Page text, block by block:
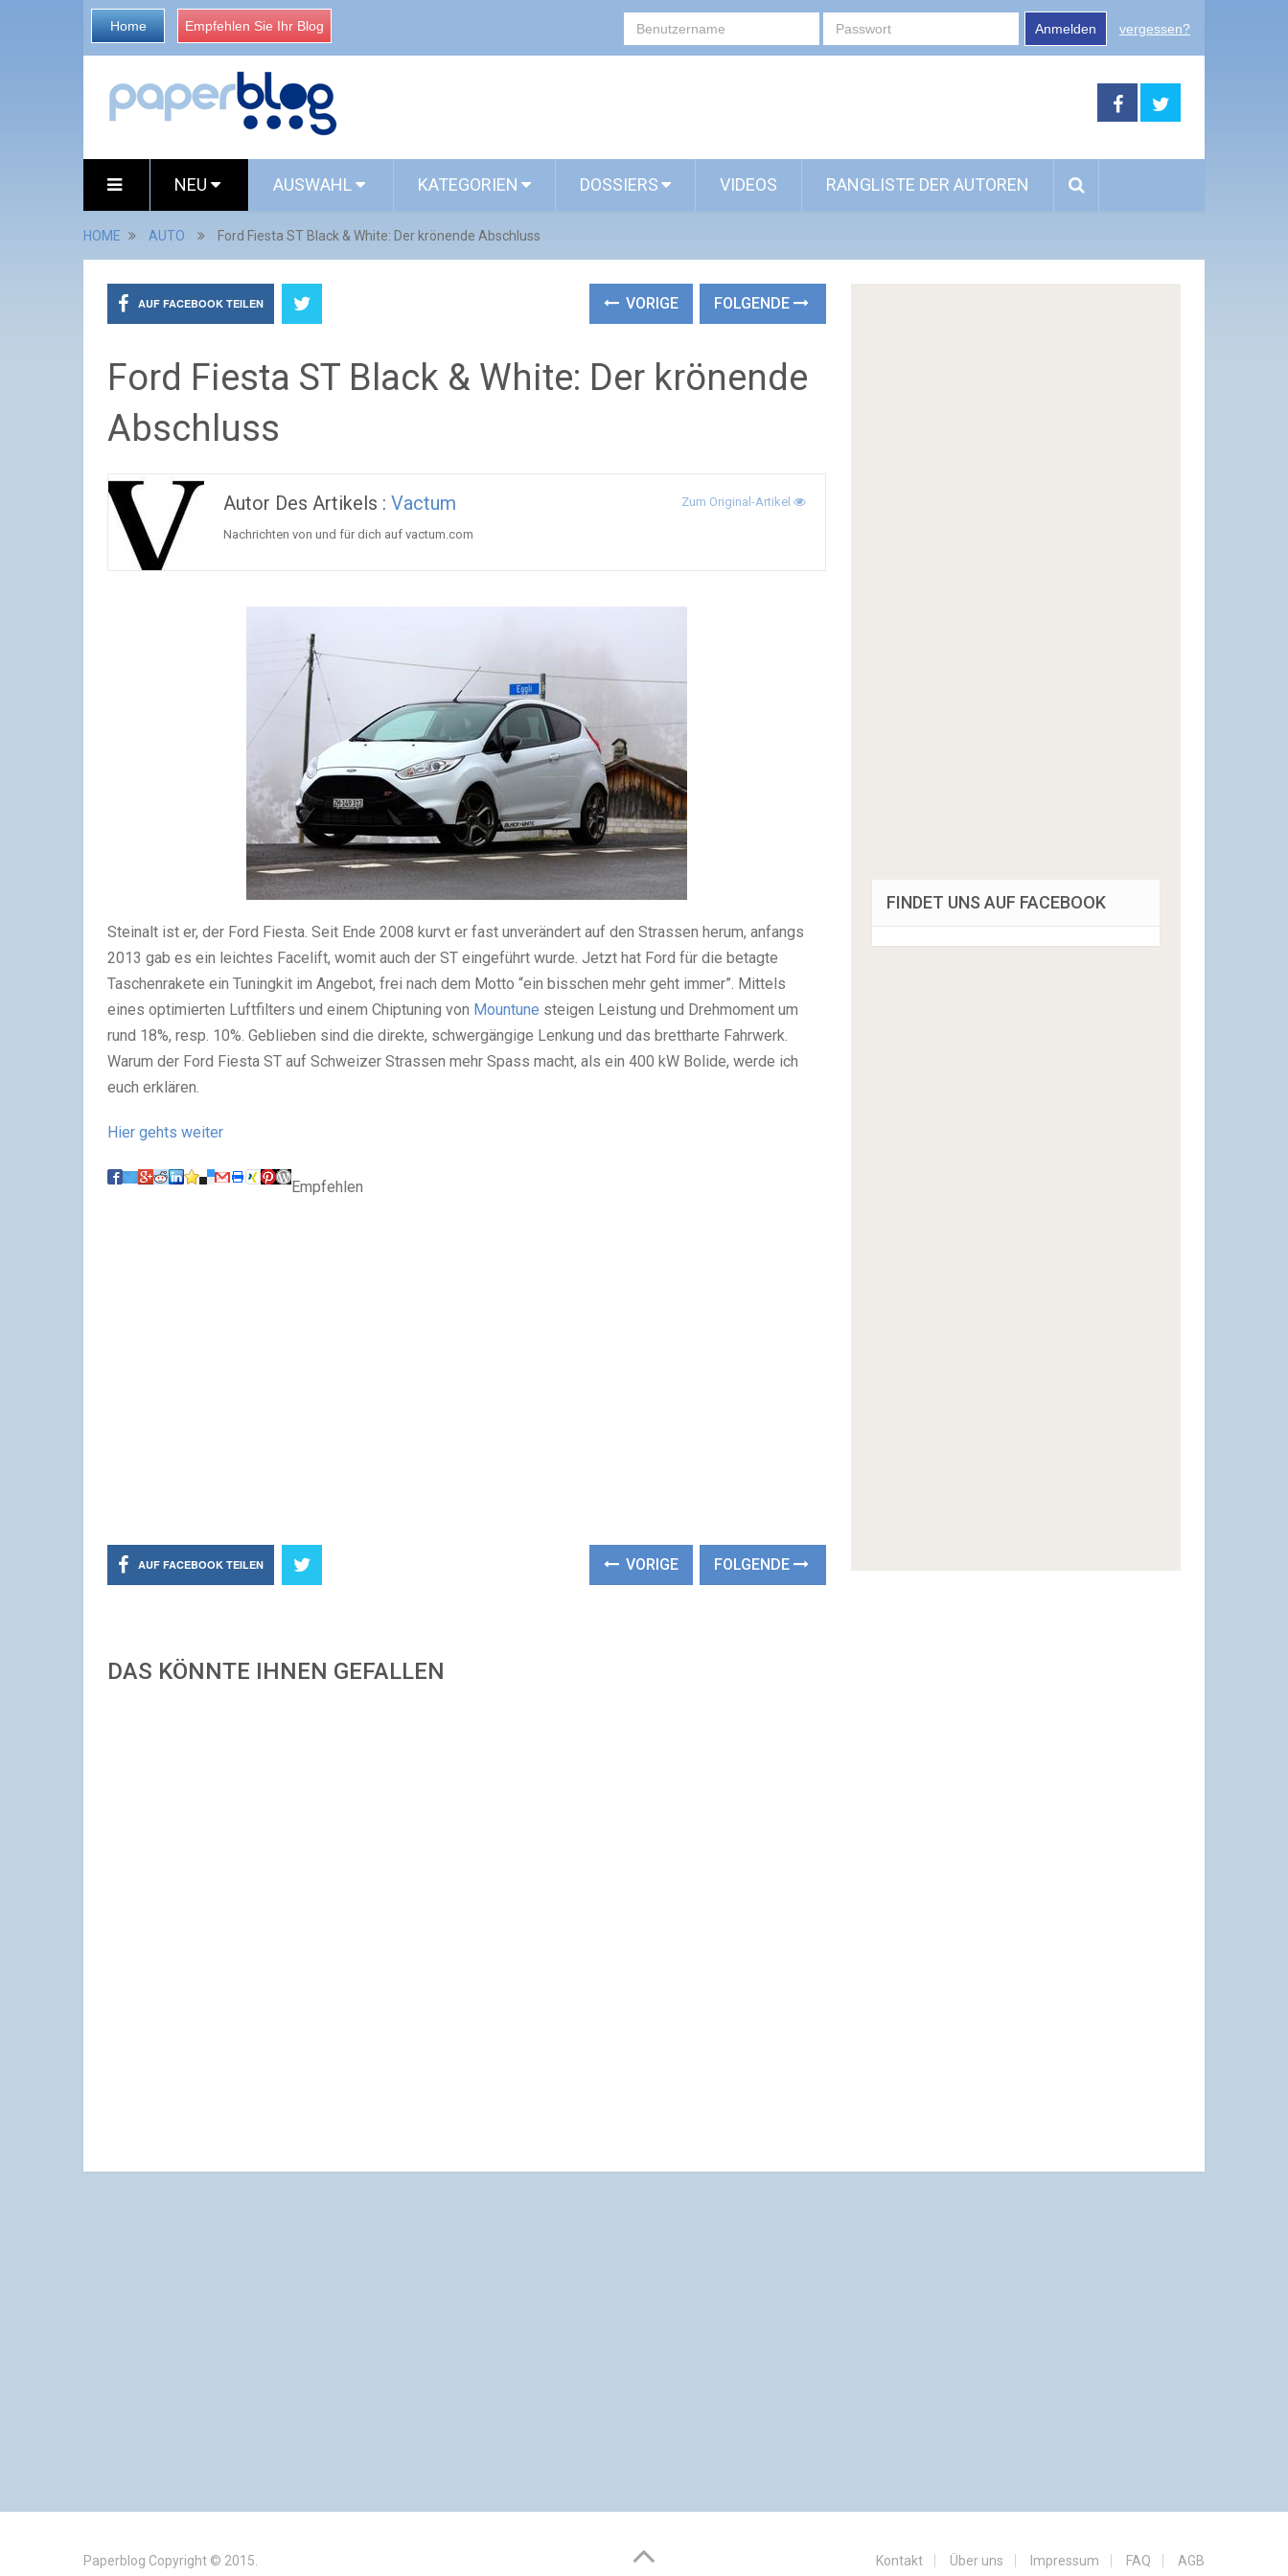
Home Empfehlen Sie Ihr Blog Anmelden vergessen?
NEU AUSWAHL KATEGORIEN DOSSIERS VIDEOS RANGLISTE DER AUTOREN
HOME AUTO Ford Fiesta ST Black & White: Der krönende Abschluss
AUF FACEBOOK TEILEN VORIGE FOLGENDE
Ford Fiesta ST Black & White: Der krönende
Abschluss
Autor Des Artikels : Vactum Zum Original-Artikel
Nachrichten von und für dich auf vactum.com
Steinalt ist er, der Ford Fiesta. Seit Ende 2008 kurvt er fast unverändert auf den Strassen herum, anfangs
2013 gab es ein leichtes Facelift, womit auch der ST eingeführt wurde. Jetzt hat Ford für die betagte
Taschenrakete ein Tuningkit im Angebot, frei nach dem Motto “ein bisschen mehr geht immer”. Mittels
eines optimierten Luftfilters und einem Chiptuning von Mountune steigen Leistung und Drehmoment um
rund 18%, resp. 10%. Geblieben sind die direkte, schwergängige Lenkung und das brettharte Fahrwerk.
Warum der Ford Fiesta ST auf Schweizer Strassen mehr Spass macht, als ein 400 kW Bolide, werde ich
euch erklären.
Hier gehts weiter
Empfehlen
AUF FACEBOOK TEILEN VORIGE FOLGENDE
DAS KÖNNTE IHNEN GEFALLEN
FINDET UNS AUF FACEBOOK
Paperblog Copyright © 2015. Kontakt Über uns Impressum FAQ AGB